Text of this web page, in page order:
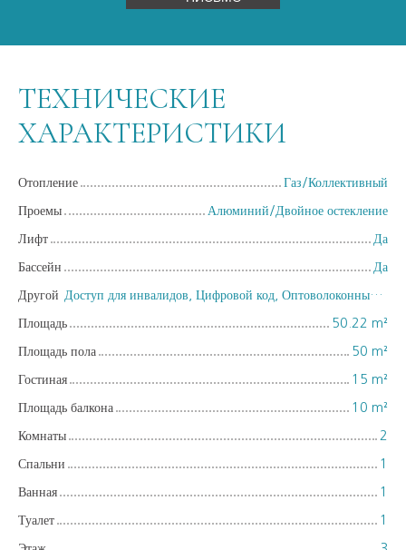
ТЕХНИЧЕСКИЕ
ХАРАКТЕРИСТИКИ
Отопление Газ/Коллективный
Проемы Алюминий/Двойное остекление
Лифт Да
Бассейн Да
Другой Доступ для инвалидов, Цифровой код, Оптоволоконный интернет, Хранитель, Интерком, Хранение велосипедов, Видеофон
Площадь 50.22 m²
Площадь пола 50 m²
Гостиная 15 m²
Площадь балкона 10 m²
Комнаты 2
Спальни 1
Ванная 1
Туалет 1